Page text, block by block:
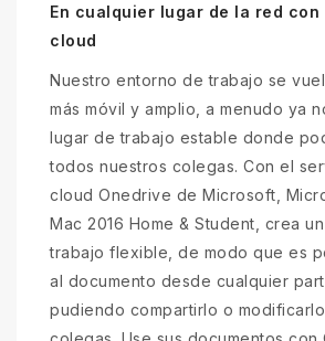
En cualquier lugar de la red
cloud
Nuestro entorno de trabajo se
más móvil y amplio, a menudo ya
lugar de trabajo estable donde
todos nuestros colegas. Con el
cloud Onedrive de Microsoft,
Mac 2016 Home & Student, crea
trabajo flexible, de modo que es
al documento desde cualquier
pudiendo compartirlo o